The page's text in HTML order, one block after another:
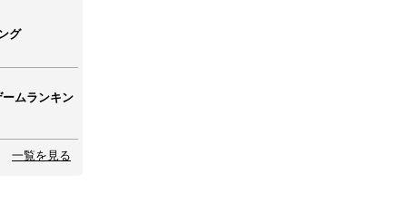
グ
ムランキン
一覧を見る